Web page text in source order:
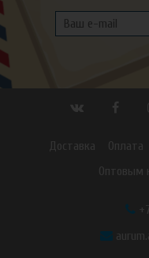
Доставка Оплата
Оптовым